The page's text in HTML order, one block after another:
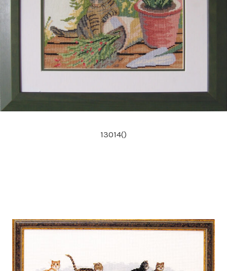
13014()